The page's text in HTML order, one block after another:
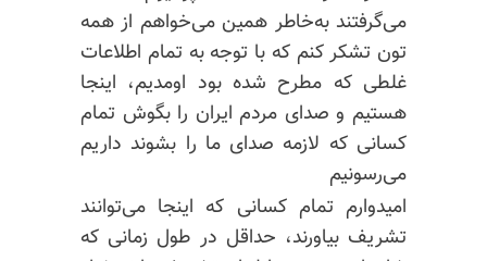
می‌گرفتند به‌خاطر همین می‌خواهم از همه
تون تشکر کنم که با توجه به تمام اطلاعات
غلطی که مطرح شده بود اومدیم، اینجا
هستیم و صدای مردم ایران را بگوش تمام
کسانی که لازمه صدای ما را بشوند داریم
می‌رسونیم
امیدوارم تمام کسانی که اینجا می‌توانند
تشریف بیاورند، حداقل در طول زمانی که